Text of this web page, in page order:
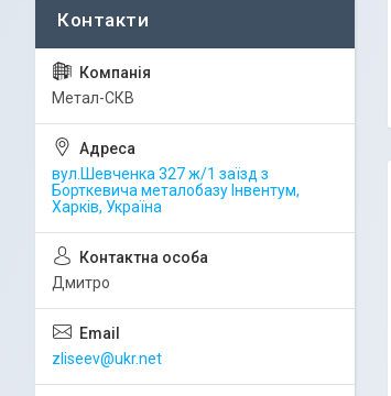
Метал-СКВ
вул.Шевченка 327 ж/1 заїзд з
Борткевича металобазу Інвентум,
Харків, Україна
Дмитро
zliseev@ukr.net